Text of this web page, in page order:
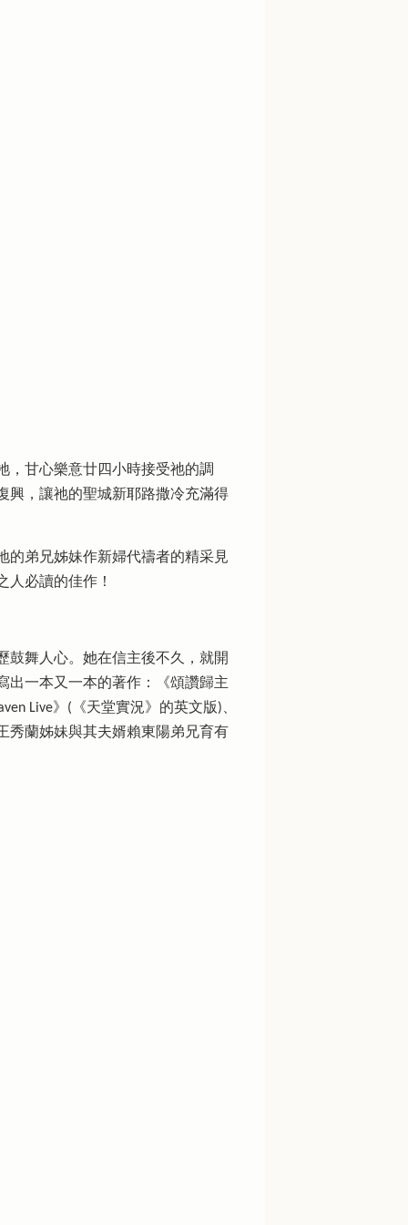
，甘心樂意廿四小時接受祂的調
興，讓祂的聖城新耶路撒冷充滿得
的弟兄姊妹作新婦代禱者的精采見
必讀的佳作！
鼓舞人心。她在信主後不久，就開
出一本又一本的著作：《頌讚歸主
Live》(《天堂實況》的英文版)、
秀蘭姊妹與其夫婿賴東陽弟兄育有